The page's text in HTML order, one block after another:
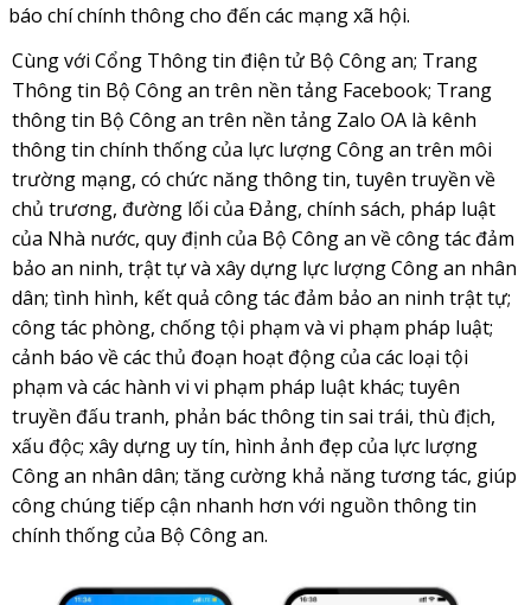
báo chí chính thông cho đến các mạng xã hội.
Cùng với Cổng Thông tin điện tửBộ Công an; Trang
Thông tin Bộ Công an trên nền tảng Facebook; Trang
thông tin Bộ Công an trên nền tảng Zalo OA là kênh
thông tin chính thống của lực lượng Công an trên môi
trường mạng, có chức năng thông tin, tuyên truyền về
chủ trương, đường lối của Đảng, chính sách, pháp luật
của Nhà nước, quy định của Bộ Công an về công tác đảm
bảo an ninh, trật tự và xây dựng lực lượng Công an nhân
dân; tình hình, kết quả công tác đảm bảo an ninh trật tự;
công tác phòng, chống tội phạm và vi phạm pháp luật;
cảnh báo về các thủ đoạn hoạt động của các loại tội
phạm và các hành vi vi phạm pháp luật khác; tuyên
truyền đấu tranh, phản bác thông tin sai trái, thù địch,
xấu độc; xây dựng uy tín, hình ảnh đẹp của lực lượng
Công an nhân dân; tăng cường khả năng tương tác, giúp
công chúng tiếp cận nhanh hơn với nguồn thông tin
chính thống của Bộ Công an.